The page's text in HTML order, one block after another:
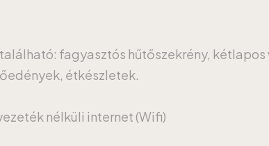
fagyasztós hűtőszekrény,
étkészletek.
nélküli internet (Wifi)